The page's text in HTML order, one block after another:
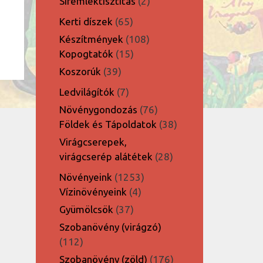
Kerti díszek 6565
termék
Készítmények 108108
Kopogtatók 1515
Koszorúk 3939
termék
Ledvilágítók 77
termék
Növénygondozás 7676
termék
Földek és Tápoldatok 3838
Virágcserepek,
virágcserép alátétek 2828
Növényeink 12531253
termék
Vízinövényeink 44
Gyümölcsök 3737
termék
Szobanövény (virágzó)
112112
termék
Szobanövény (zöld) 176176